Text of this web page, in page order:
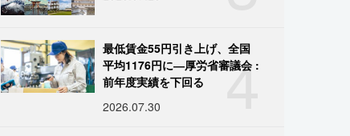
4
最低賃金55円引き上げ、全国
平均1176円に―厚労省審議会 :
前年度実績を下回る
2026.07.30